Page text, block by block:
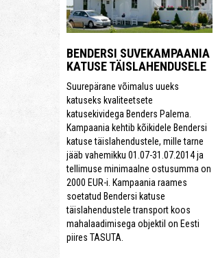
BENDERSI SUVEKAMPAANIA
KATUSE TÄISLAHENDUSELE
Suurepärane võimalus uueks
katuseks kvaliteetsete
katusekividega Benders Palema.
Kampaania kehtib kõikidele Bendersi
katuse täislahendustele, mille tarne
jääb vahemikku 01.07-31.07.2014 ja
tellimuse minimaalne ostusumma on
2000 EUR-i. Kampaania raames
soetatud Bendersi katuse
täislahendustele transport koos
mahalaadimisega objektil on Eesti
piires TASUTA.